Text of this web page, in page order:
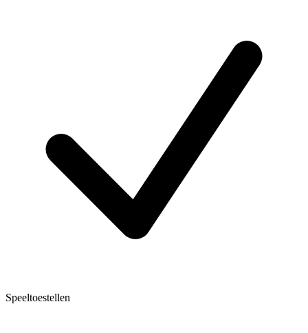
Speeltoestellen